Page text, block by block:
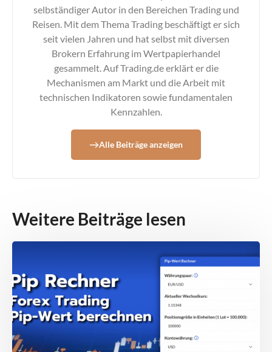
selbständiger Autor in den Bereichen Trading und
Reisen. Mit dem Thema Trading beschäftigt er sich
seit vielen Jahren und hat selbst mit diversen
Brokern Erfahrung im Wertpapierhandel
gesammelt. Auf Trading.de erklärt er die
Mechanismen am Markt und die Arbeit mit
technischen Indikatoren sowie fundamentalen
Kennzahlen.
Alle Beiträge anzeigen
Weitere Beiträge lesen